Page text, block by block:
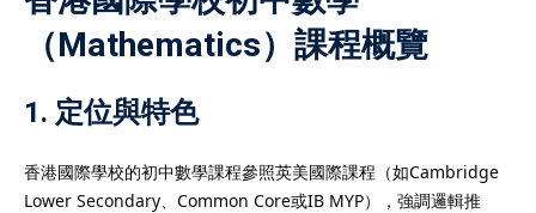
（Mathematics）課程概覽
1. 定位與特色
香港國際學校的初中數學課程參照英美國際課程（如Cambridge
Lower Secondary、Common Core或IB MYP），強調邏輯推